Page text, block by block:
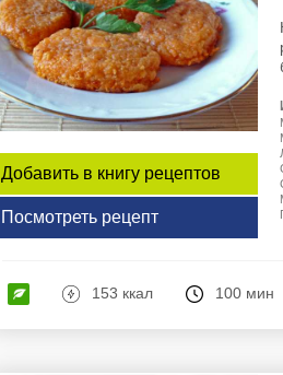
Добавить в книгу рецептов
Посмотреть рецепт
153 ккал 100 мин